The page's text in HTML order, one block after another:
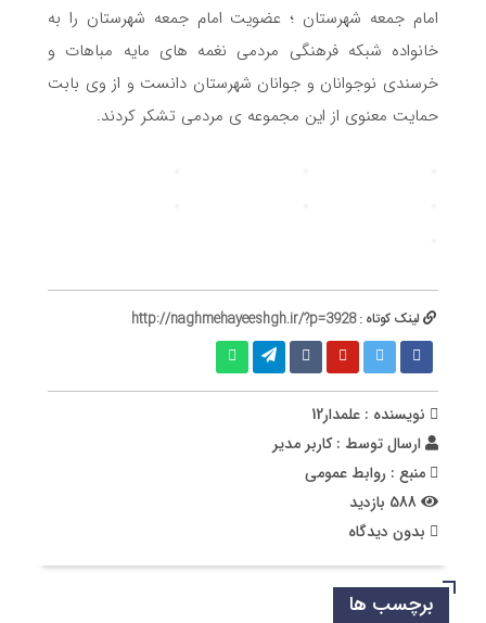
امام جمعه شهرستان ؛ عضویت امام جمعه شهرستان را به
خانواده شبکه فرهنگی مردمی نغمه های مایه مباهات و
خرسندی نوجوانان و جوانان شهرستان دانست و از وی بابت
حمایت معنوی از این مجموعه ی مردمی تشکر کردند.
لینک کوتاه :http://naghmehayeeshgh.ir/?p=3928
نویسنده : علمدار12
ارسال توسط :کاربر مدیر
منبع : روابط عمومی
بدون دیدگاه
برچسب ها